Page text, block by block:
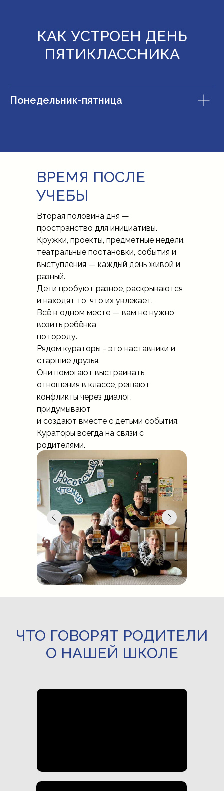
КАК УСТРОЕН ДЕНЬ
ПЯТИКЛАССНИКА
Понедельник-пятница
ВРЕМЯ ПОСЛЕ
УЧЕБЫ
Вторая половина дня —
пространство для инициативы.
Кружки, проекты, предметные недели,
театральные постановки, события и
выступления — каждый день живой и
разный.
Дети пробуют разное, раскрываются
и находят то, что их увлекает.
Всё в одном месте — вам не нужно
возить ребёнка
по городу.
Рядом кураторы - это наставники и
старшие друзья.
Они помогают выстраивать
отношения в классе, решают
конфликты через диалог,
придумывают
и создают вместе с детьми события.
Кураторы всегда на связи с
родителями.
ЧТО ГОВОРЯТ РОДИТЕЛИ
О НАШЕЙ ШКОЛЕ